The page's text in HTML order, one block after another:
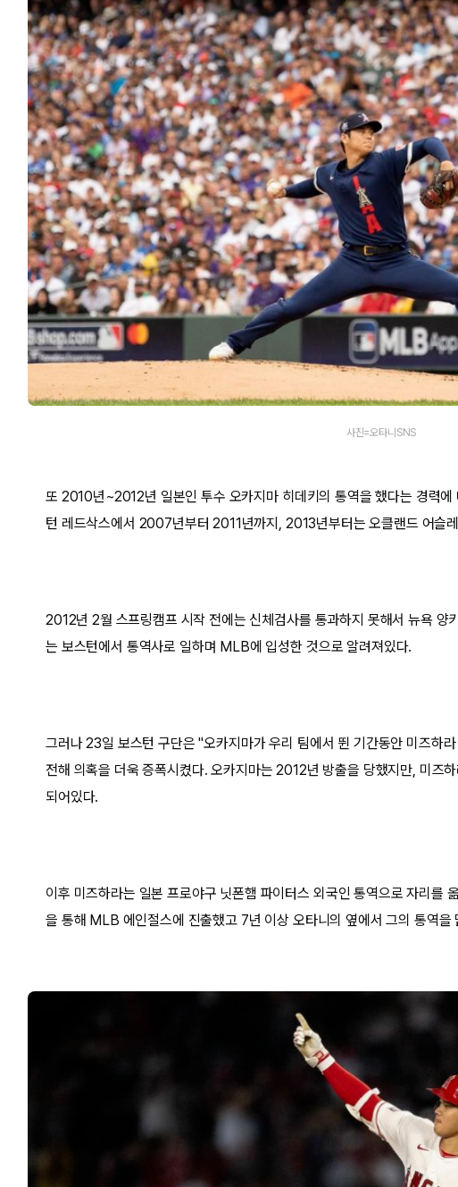
사진=오타니SNS
또 2010년~2012년 일본인 투수 오카지마 히데키의 통역을 했다는 경력에
턴 레드삭스에서 2007년부터 2011년까지, 2013년부터는 오클랜드 어슬
2012년 2월 스프링캠프 시작 전에는 신체검사를 통과하지 못해서 뉴욕 양
는 보스턴에서 통역사로 일하며 MLB에 입성한 것으로 알려져있다.
그러나 23일 보스턴 구단은 "오카지마가 우리 팀에서 뛴 기간동안 미즈하
전해 의혹을 더욱 증폭시켰다. 오카지마는 2012년 방출을 당했지만, 미즈
되어있다.
이후 미즈하라는 일본 프로야구 닛폰햄 파이터스 외국인 통역으로 자리를
을 통해 MLB 에인절스에 진출했고 7년 이상 오타니의 옆에서 그의 통역을